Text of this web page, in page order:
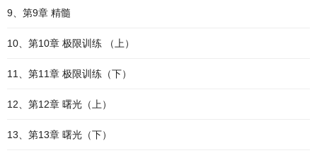
9、第9章 精髓
10、第10章 极限训练 （上）
11、第11章 极限训练（下）
12、第12章 曙光（上）
13、第13章 曙光（下）